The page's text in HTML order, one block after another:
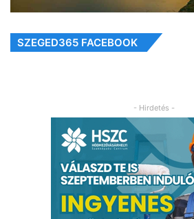
SZEGED365 FACEBOOK
- Hirdetés -